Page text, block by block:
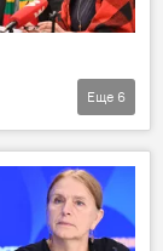
Преследование Альгирдаса Палецкиса и его сторонников в Литве
Еще 6